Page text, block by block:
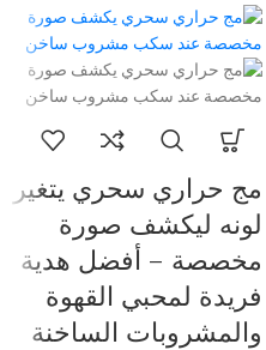
مج حراري سحري يتغير
لونه ليكشف صورة
مخصصة – أفضل هدية
فريدة لمحبي القهوة
والمشروبات الساخنة